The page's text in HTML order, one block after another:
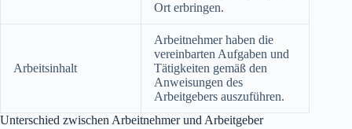
Ort erbringen.
Arbeitsinhalt
Arbeitnehmer haben die
vereinbarten Aufgaben und
Tätigkeiten gemäß den
Anweisungen des
Arbeitgebers auszuführen.
Unterschied zwischen Arbeitnehmer und Arbeitgeber